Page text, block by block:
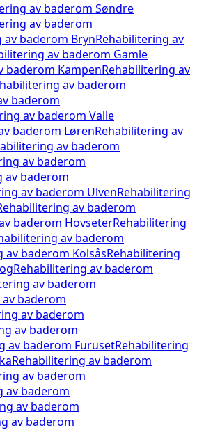
av baderom Søndre
av baderom
av baderom BrynRehabilitering av
av baderom Gamle
baderom KampenRehabilitering av
av baderom
baderom
av baderom Valle
baderom LørenRehabilitering av
av baderom
av baderom
av baderom
av baderom UlvenRehabilitering
av baderom
baderom HovseterRehabilitering
av baderom
av baderom KolsåsRehabilitering
Rehabilitering av baderom
av baderom
baderom
av baderom
av baderom
av baderom FurusetRehabilitering
Rehabilitering av baderom
av baderom
av baderom
av baderom
av baderom